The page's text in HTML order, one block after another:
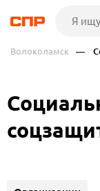
Волоколамск —